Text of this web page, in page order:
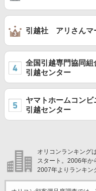
引越社 アリさんマ
全国引越専門協同
引越センター
ヤマトホームコン
引越センター
オリコンランキング
スタート。2006年か
2007年よりランキン